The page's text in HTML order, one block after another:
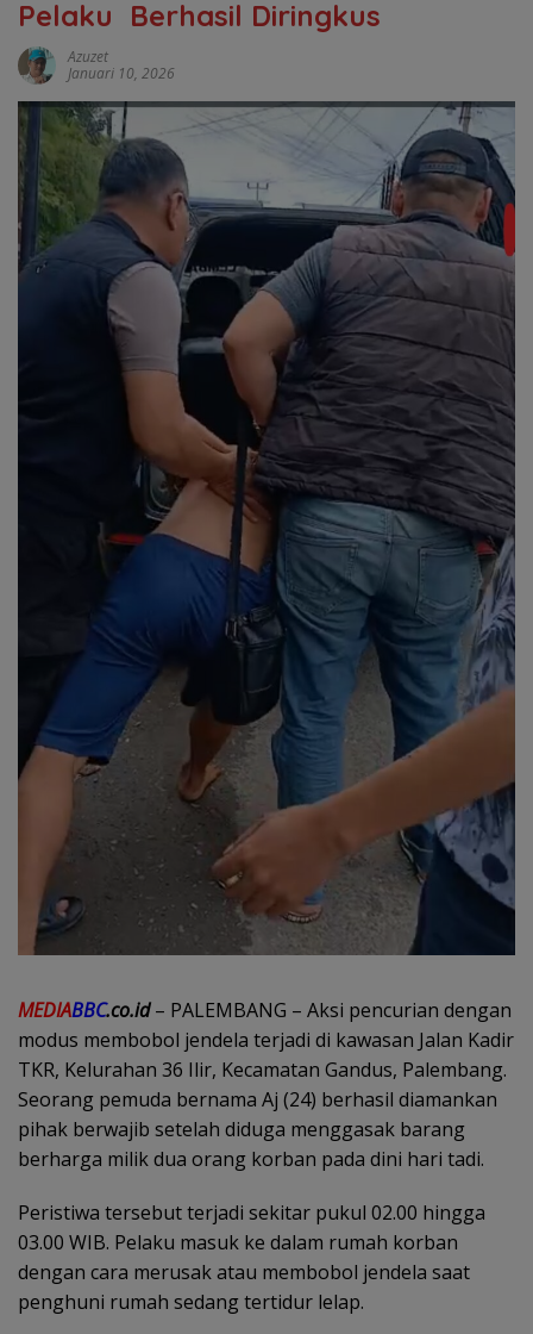
Pelaku Berhasil Diringkus
Azuzet
Januari 10, 2026
MEDIABBC.co.id– PALEMBANG – Aksi pencurian dengan
modus membobol jendela terjadi di kawasan Jalan Kadir
TKR, Kelurahan 36 Ilir, Kecamatan Gandus, Palembang.
Seorang pemuda bernama Aj (24) berhasil diamankan
pihak berwajib setelah diduga menggasak barang
berharga milik dua orang korban pada dini hari tadi.
Peristiwa tersebut terjadi sekitar pukul 02.00 hingga
03.00 WIB. Pelaku masuk ke dalam rumah korban
dengan cara merusak atau membobol jendela saat
penghuni rumah sedang tertidur lelap.